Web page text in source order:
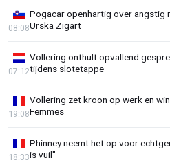
Pogacar openhartig over angstig
Urska Zigart
08:08
Vollering onthult opvallend
tijdens slotetappe
07:12
Vollering zet kroon op werk en
Femmes
19:08
Phinney neemt het op voor
is vuil"
18:33